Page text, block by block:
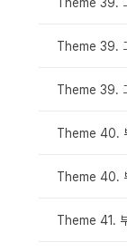
Theme 39.
Theme 39.
Theme 40.
Theme 40.
Theme 41.